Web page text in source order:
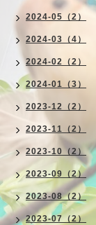
2024-05（2）
2024-03（4）
2024-02（2）
2024-01（3）
2023-12（2）
2023-11（2）
2023-10（2）
2023-09（2）
2023-08（2）
2023-07（2）